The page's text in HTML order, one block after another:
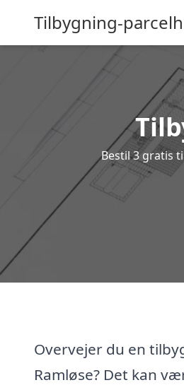
Tilbygning-
Bestil 3 gratis
Overvejer du en
Ramløse? Det kan